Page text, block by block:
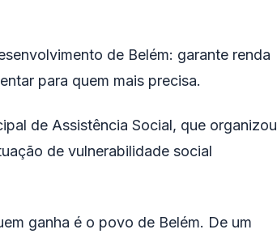
de Belém: garante renda
para quem mais precisa.
de Assistência Social, que organizou
de vulnerabilidade social
ganha é o povo de Belém. De um